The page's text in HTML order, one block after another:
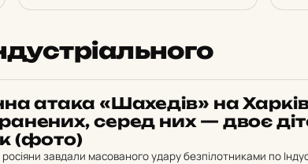
атака «Ша­хе­дів» на
серед них — двоє
(фото)
росіяни завдали масованого удару безпілотниками по